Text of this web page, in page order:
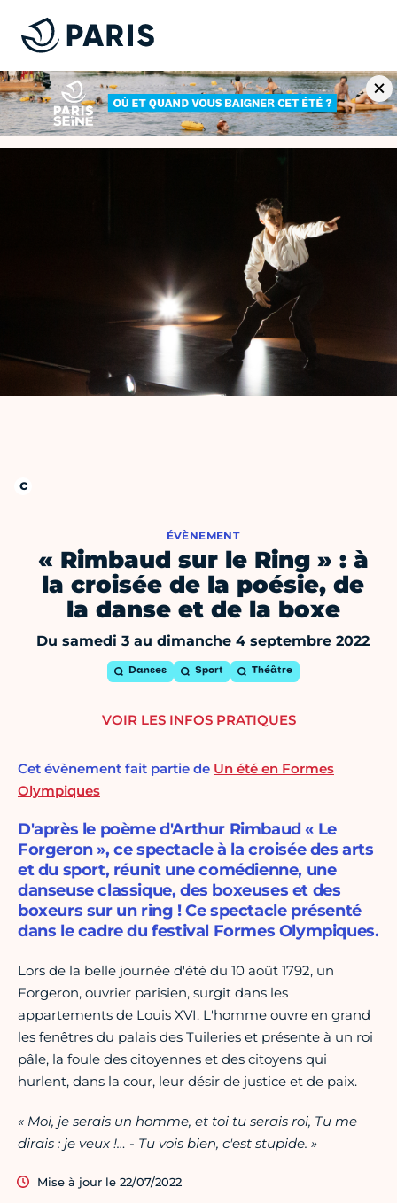
ÉVÈNEMENT
« Rimbaud sur le Ring » : à
la croisée de la poésie, de
la danse et de la boxe
Du samedi 3 au dimanche 4 septembre 2022
Danses Sport Théâtre
Cet évènement fait partie de Un été en Formes
Olympiques
D'après le poème d'Arthur Rimbaud « Le
Forgeron », ce spectacle à la croisée des arts
et du sport, réunit une comédienne, une
danseuse classique, des boxeuses et des
boxeurs sur un ring ! Ce spectacle présenté
dans le cadre du festival Formes Olympiques.
Lors de la belle journée d'été du 10 août 1792, un
Forgeron, ouvrier parisien, surgit dans les
appartements de Louis XVI. L'homme ouvre en grand
les fenêtres du palais des Tuileries et présente à un roi
pâle, la foule des citoyennes et des citoyens qui
hurlent, dans la cour, leur désir de justice et de paix.
« Moi, je serais un homme, et toi tu serais roi, Tu me
dirais : je veux !… - Tu vois bien, c'est stupide. »
Mise à jour le 22/07/2022
VOIR LES INFOS PRATIQUES